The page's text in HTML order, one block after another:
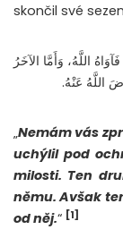
skončil své
اللَّهُ، وَأَمَّا الآخَرُ
اللَّهُ عَنْهُ.
„Nemám vás
uchýlil pod
milosti. Ten
němu. Avšak
od něj.“ [1]